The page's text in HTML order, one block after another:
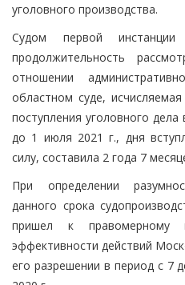
уголовного производства.
Судом первой
продолжительность
отношении
областном суде,
поступления уголовного
до 1 июля 2021 г., дня
силу, составила 2 года 7
При определении
данного срока
пришел к правомерному
эффективности действий
его разрешении в период с 7